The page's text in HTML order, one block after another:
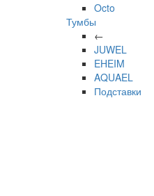
Octo
Тумбы
←
JUWEL
EHEIM
AQUAEL
Подставки